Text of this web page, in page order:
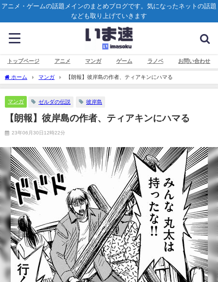
アニメ・ゲームの話題メインのまとめブログです。気になったネットの話題
なども取り上げていきます
トップページ アニメ マンガ ゲーム ラノベ お問い合わせ
ホーム マンガ 【朗報】彼岸島の作者、ティアキンにハマる
マンガ ゼルダの伝説 彼岸島
【朗報】彼岸島の作者、ティアキンにハマる
23年06月30日12時22分